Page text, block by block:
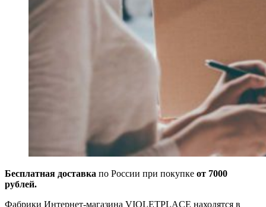
Бесплатная доставка по России при покупке от 7000
рублей.
Фабрики Интернет-магазина VIOLETPLACE находятся в